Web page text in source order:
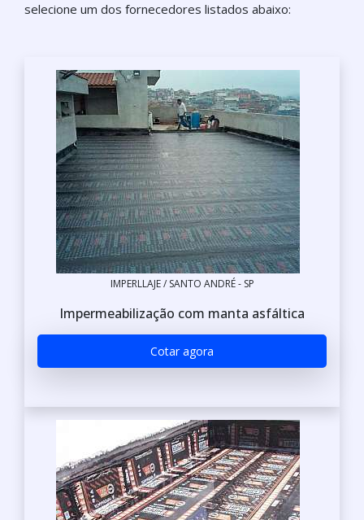
selecione um dos fornecedores listados abaixo:
IMPERLLAJE / SANTO ANDRÉ - SP
Impermeabilização com manta asfáltica
Cotar agora